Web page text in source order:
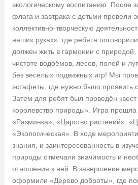
экологическому воспитанию. После
флага и завтрака с детьми провели
коллективно-творческую
наших руках», где ребята
должен жить в гармонии с природой,
чистоте водоёмов, лесов, полей и
без весёлых подвижных игр! Мы
эстафеты, где нужно было проявить
Затем для ребят был проведён
королевство природы». Игра
«Разминка», «Царство растений»,
«Экологическая». В ходе
знания, и заинтересованность в
природы отмечали значимость и
отношения к ней. В завершение
оформили «Дерево доброты», где